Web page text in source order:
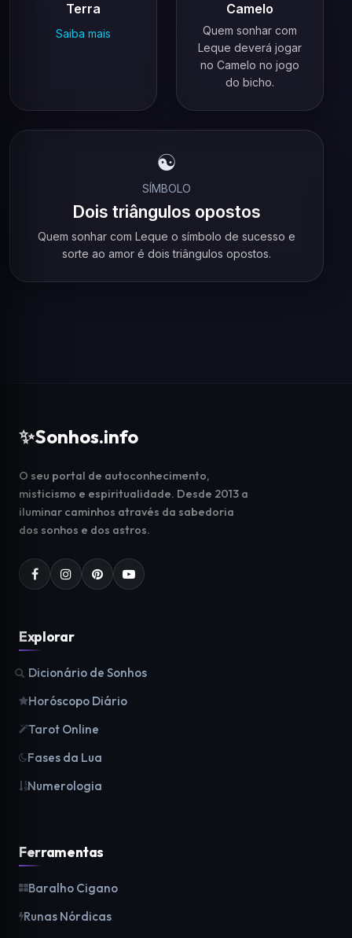
Terra
Saiba mais
Camelo
Quem sonhar com
Leque deverá jogar
no Camelo no jogo
do bicho.
☯️
SÍMBOLO
Dois triângulos opostos
Quem sonhar com Leque o símbolo de sucesso e
sorte ao amor é dois triângulos opostos.
✨Sonhos.info
O seu portal de autoconhecimento,
misticismo e espiritualidade. Desde 2013 a
iluminar caminhos através da sabedoria
dos sonhos e dos astros.
Explorar
Dicionário de Sonhos
Horóscopo Diário
Tarot Online
Fases da Lua
Numerologia
Ferramentas
Baralho Cigano
Runas Nórdicas